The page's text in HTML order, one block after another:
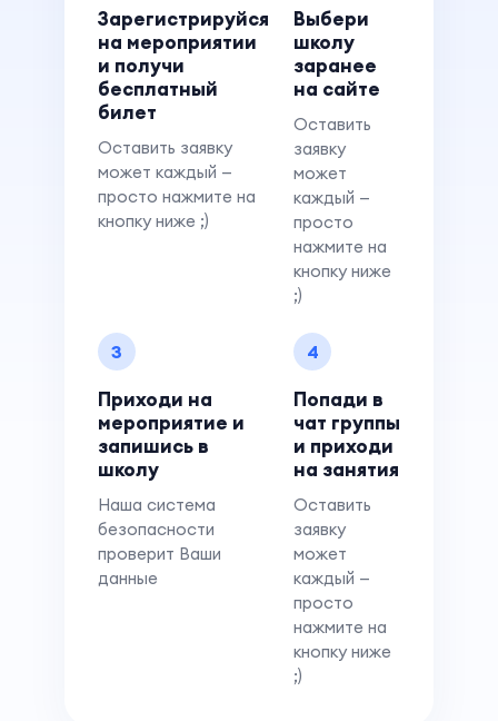
Зарегистрируйся
на мероприятии
и получи
бесплатный
билет
Оставить заявку
может каждый —
просто нажмите на
кнопку ниже ;)
Выбери
школу
заранее
на сайте
Оставить
заявку
может
каждый —
просто
нажмите на
кнопку ниже
;)
3
Приходи на
мероприятие и
запишись в
школу
Наша система
безопасности
проверит Ваши
данные
4
Попади в
чат группы
и приходи
на занятия
Оставить
заявку
может
каждый —
просто
нажмите на
кнопку ниже
;)